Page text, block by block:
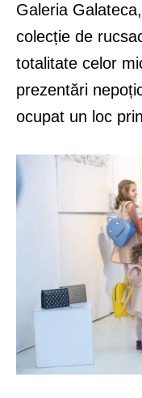
Galeria
colecție de
totalitate celor
prezentări
ocupat un loc